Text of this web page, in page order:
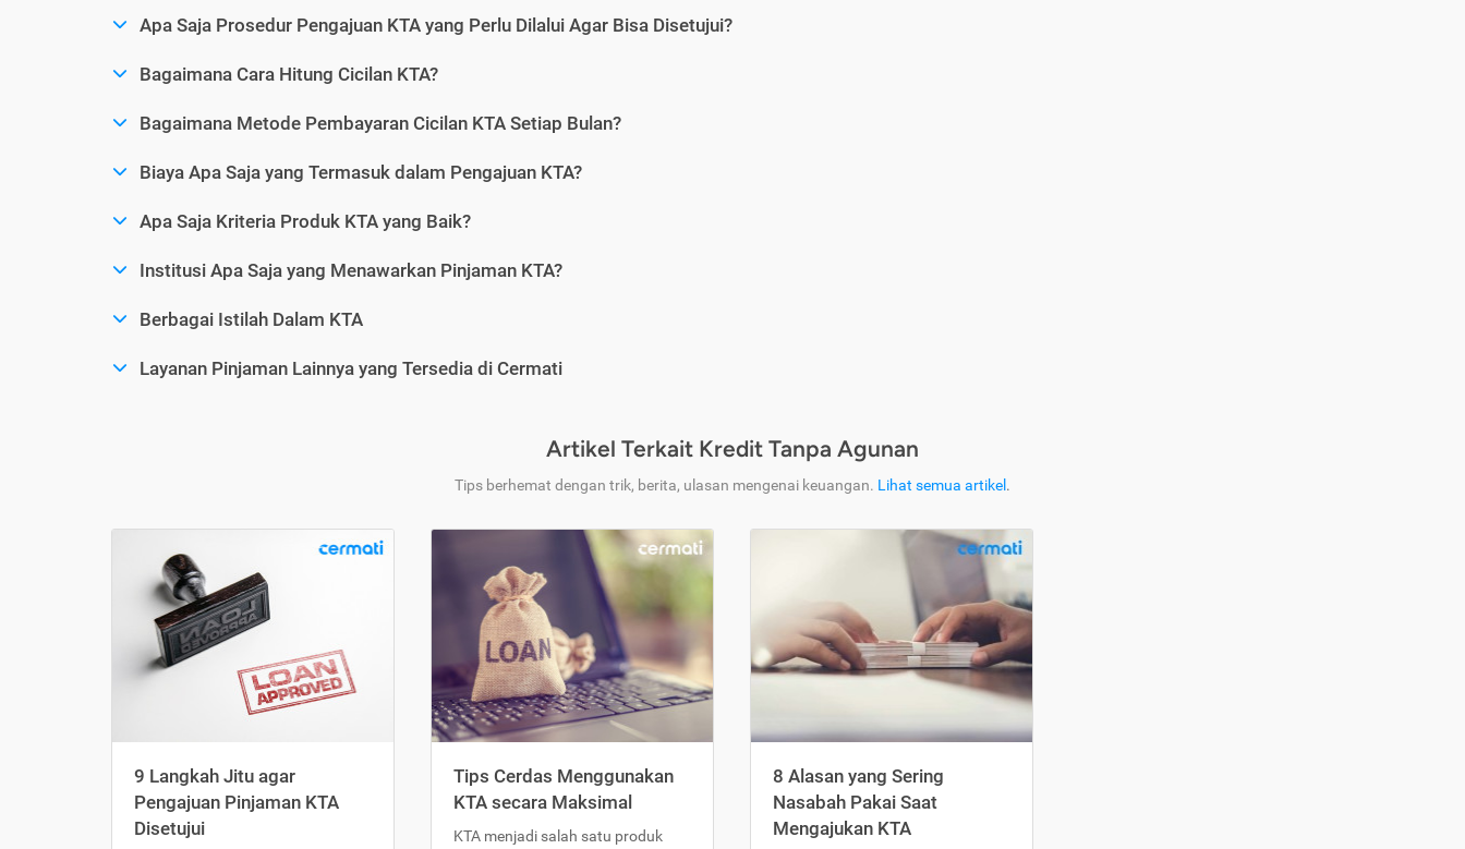
Apa Saja Prosedur Pengajuan KTA yang Perlu Dilalui Agar Bisa Disetujui?
Bagaimana Cara Hitung Cicilan KTA?
Bagaimana Metode Pembayaran Cicilan KTA Setiap Bulan?
Biaya Apa Saja yang Termasuk dalam Pengajuan KTA?
Apa Saja Kriteria Produk KTA yang Baik?
Institusi Apa Saja yang Menawarkan Pinjaman KTA?
Berbagai Istilah Dalam KTA
Layanan Pinjaman Lainnya yang Tersedia di Cermati
Artikel Terkait Kredit Tanpa Agunan
Tips berhemat dengan trik, berita, ulasan mengenai keuangan. Lihat semua artikel .
9 Langkah Jitu agar
Pengajuan Pinjaman KTA
Disetujui
Tips Cerdas Menggunakan
KTA secara Maksimal
KTA menjadi salah satu produk
8 Alasan yang Sering
Nasabah Pakai Saat
Mengajukan KTA